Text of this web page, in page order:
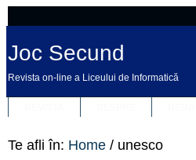
Joc Secund
Revista on-line a Liceului de Informatică
Te afli în: Home / unesco